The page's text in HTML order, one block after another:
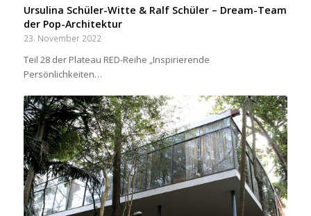
Ursulina Schüler-Witte & Ralf Schüler – Dream-Team
der Pop-Architektur
23. November 2022
Teil 28 der Plateau RED-Reihe „Inspirierende
Persönlichkeiten…